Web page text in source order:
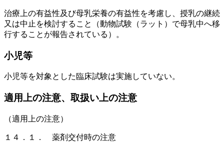
治療上の有益性及び母乳栄養の有益性を考慮し、授乳の継続
又は中止を検討すること（動物試験（ラット）で母乳中へ移
行することが報告されている）。
小児等
小児等を対象とした臨床試験は実施していない。
適用上の注意、取扱い上の注意
（適用上の注意）
１４．１． 薬剤交付時の注意